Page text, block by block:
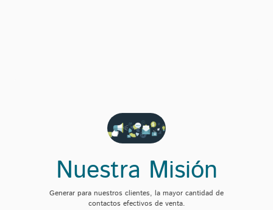
Nuestra Misión
Generar para nuestros clientes, la mayor cantidad de
contactos efectivos de venta.